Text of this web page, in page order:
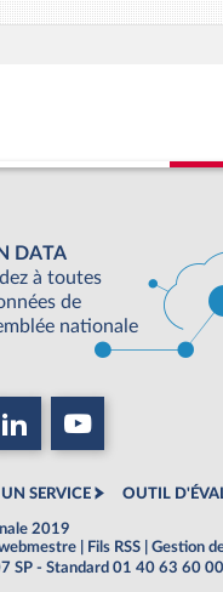
DATA
à toutes
de
nationale
SERVICE OUTIL
2019
Fils RSS
Gestion
SP - Standard 01 40 63 60 00